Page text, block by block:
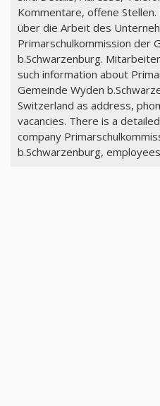
Kommentare, offene
über die Arbeit des
Primarschulkommission der
b.Schwarzenburg.
such information about
Gemeinde Wyden
Switzerland as address,
vacancies. There is a
company
b.Schwarzenburg,